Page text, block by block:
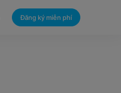
Đăng ký miễn phí